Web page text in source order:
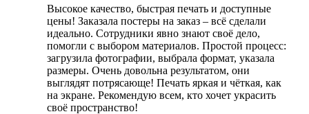
Высокое качество, быстрая печать и доступные
цены! Заказала постеры на заказ – всё сделали
идеально. Сотрудники явно знают своё дело,
помогли с выбором материалов. Простой процесс:
загрузила фотографии, выбрала формат, указала
размеры. Очень довольна результатом, они
выглядят потрясающе! Печать яркая и чёткая, как
на экране. Рекомендую всем, кто хочет украсить
своё пространство!